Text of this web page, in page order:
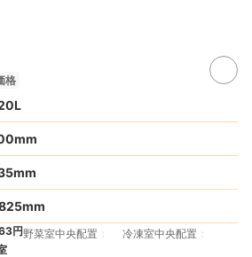
格
円野菜室中央配置
冷凍室中央配置